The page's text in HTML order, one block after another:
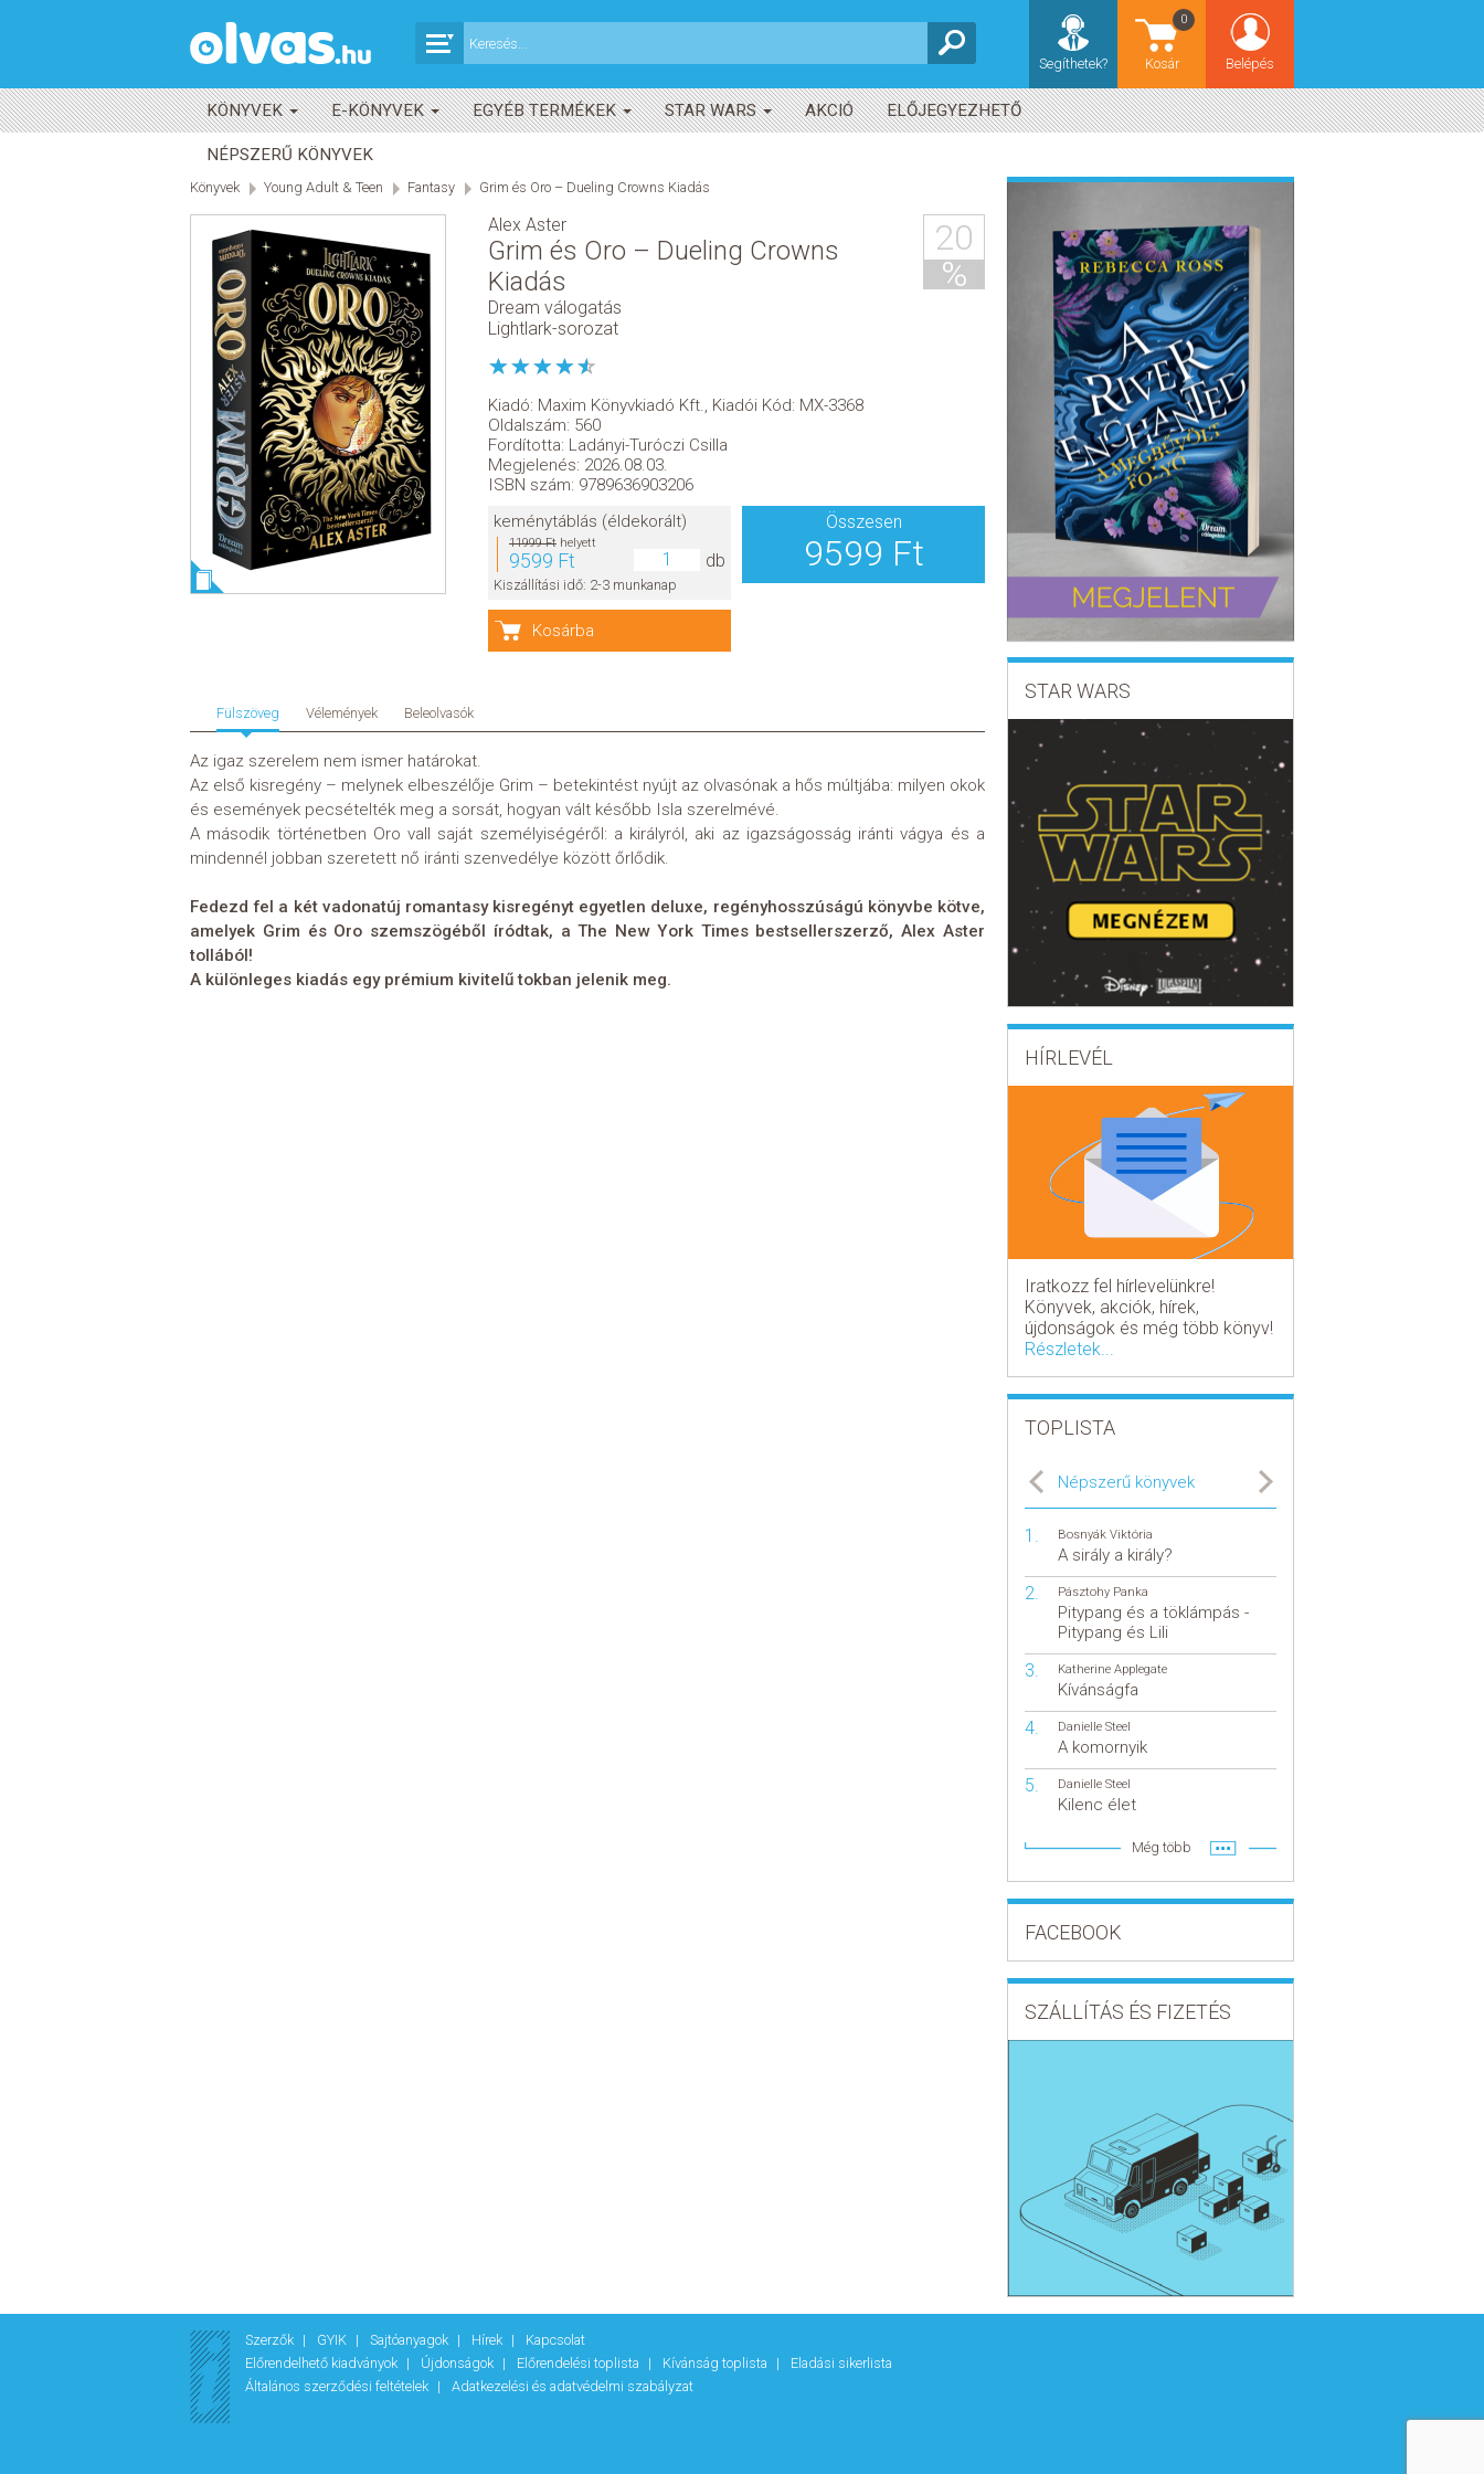
Belépés
Kosár
0
Segíthetek?
KÖNYVEK E-KÖNYVEK EGYÉB TERMÉKEK STAR WARS AKCIÓ ELŐJEGYEZHETŐ
NÉPSZERŰ KÖNYVEK
Könyvek Young Adult & Teen Fantasy Grim és Oro – Dueling Crowns Kiadás
Alex Aster
Grim és Oro – Dueling Crowns
Kiadás
Dream válogatás
Lightlark-sorozat
20
%
Kiadó: Maxim Könyvkiadó Kft.
Kiadói Kód: MX-3368
Oldalszám: 560
Fordította: Ladányi-Turóczi Csilla
Megjelenés: 2026.08.03.
ISBN szám: 9789636903206
Kosárba
keménytáblás (éldekorált)
11999 Ft helyett
9599 Ft db
Kiszállítási idő: 2-3 munkanap
Összesen
9599 Ft
Fülszöveg Vélemények Beleolvasók
Az igaz szerelem nem ismer határokat.
Az első kisregény – melynek elbeszélője Grim – betekintést nyújt az olvasónak a hős múltjába: milyen okok
és események pecsételték meg a sorsát, hogyan vált később Isla szerelmévé.
A második történetben Oro vall saját személyiségéről: a királyról, aki az igazságosság iránti vágya és a
mindennél jobban szeretett nő iránti szenvedélye között őrlődik.
Fedezd fel a két vadonatúj romantasy kisregényt egyetlen deluxe, regényhosszúságú könyvbe kötve,
amelyek Grim és Oro szemszögéből íródtak, a The New York Times bestsellerszerző, Alex Aster
tollából!
A különleges kiadás egy prémium kivitelű tokban jelenik meg.
STAR WARS
HÍRLEVÉL
Iratkozz fel hírlevelünkre!
Könyvek, akciók, hírek,
újdonságok és még több könyv!
Részletek...
TOPLISTA
Népszerű könyvek
Bosnyák Viktória
A sirály a király?
Pásztohy Panka
Pitypang és a töklámpás -
Pitypang és Lili
Katherine Applegate
Kívánságfa
Danielle Steel
A komornyik
Danielle Steel
Kilenc élet
Még több
FACEBOOK
SZÁLLÍTÁS ÉS FIZETÉS
Szerzők GYIK Sajtóanyagok Hírek
Kapcsolat
Előrendelhető kiadványok
Újdonságok Előrendelési toplista Kívánság toplista
Eladási sikerlista
Általános szerződési feltételek
Adatkezelési és adatvédelmi szabályzat